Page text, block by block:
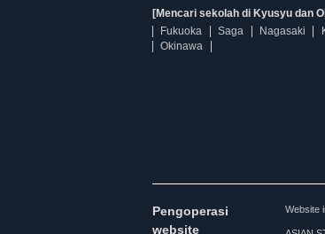
[Mencari sekolah di Kyusyu dan
Fukuoka
Saga Nagasaki
Okinawa
Pengoperasi
website
Website